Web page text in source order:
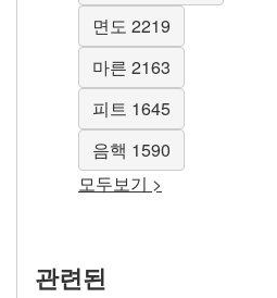
면도 2219
마른 2163
피트 1645
음핵 1590
모두보기 >
관련된